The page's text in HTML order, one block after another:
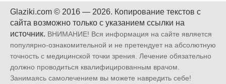
Glaziki.com © 2016 — 2026. Копирование текстов с
сайта возможно только с указанием ссылки на
источник. ВНИМАНИЕ! Вся информация на сайте является
популярно-ознакомительной и не претендует на абсолютную
точность с медицинской точки зрения. Лечение обязательно
должно проводиться квалифицированным врачом.
Занимаясь самолечением вы можете навредить себе!